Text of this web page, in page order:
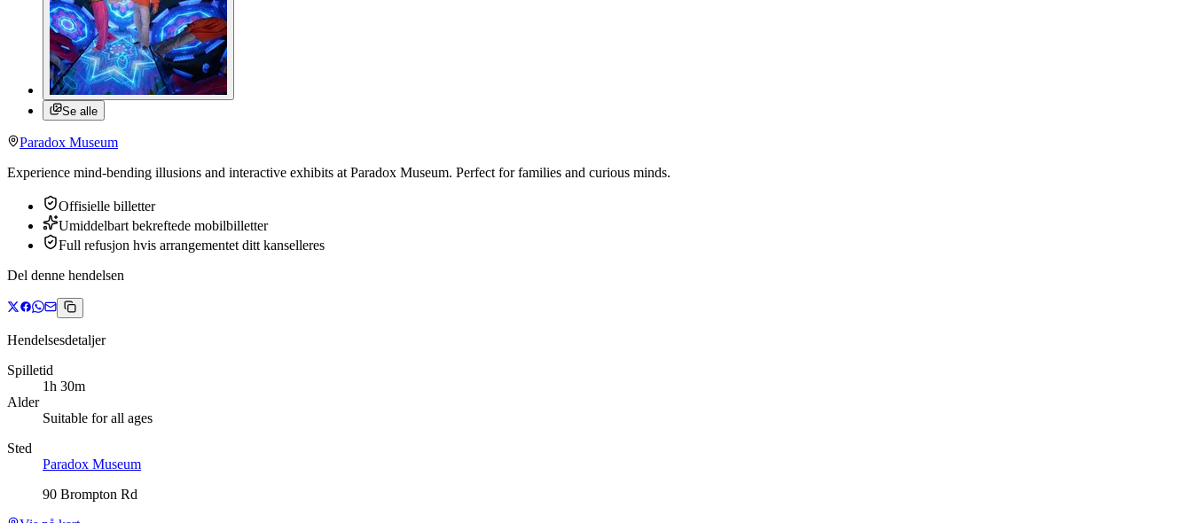
Se alle
Paradox Museum
Experience mind-bending illusions and interactive exhibits at Paradox Museum. Perfect for families and curious minds.
Offisielle billetter
Umiddelbart bekreftede mobilbilletter
Full refusjon hvis arrangementet ditt kanselleres
Del denne hendelsen
Hendelsesdetaljer
Spilletid
1h 30m
Alder
Suitable for all ages
Sted
Paradox Museum
90 Brompton Rd